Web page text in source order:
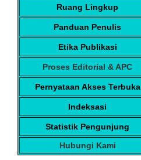
Ruang Lingkup
Panduan Penulis
Etika Publikasi
Proses Editorial & APC
Pernyataan Akses Terbuka
Indeksasi
Statistik Pengunjung
Hubungi Kami